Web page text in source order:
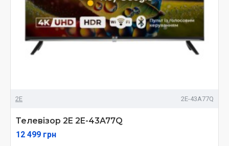
2E 2E-43A77Q
Телевізор 2E 2E-43A77Q
12 499 грн